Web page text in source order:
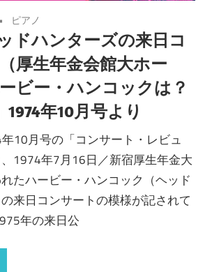
ピアノ
ドハンターズの来日コ
厚生年金会館大ホー
ビー・ハンコックは？
1974年10月号より
年10月号の「コンサート・レビュ
1974年7月16日／新宿厚生年金大
たハービー・ハンコック（ヘッド
来日コンサートの模様が記されて
年の来日公